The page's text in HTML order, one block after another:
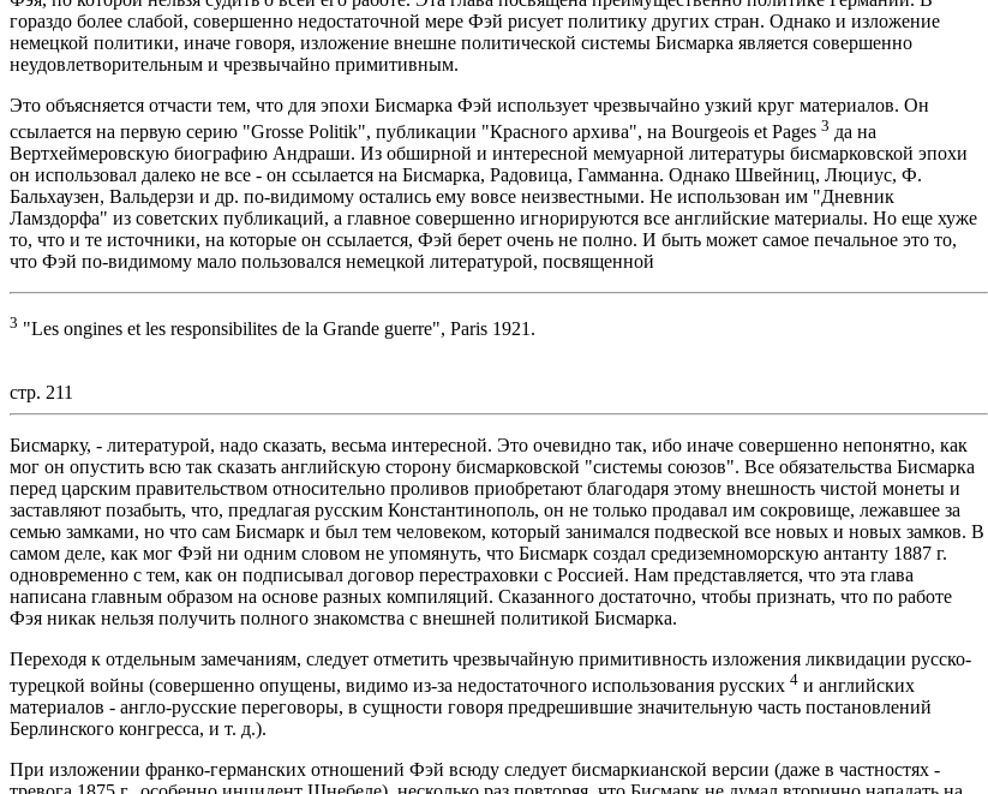
гораздо более слабой, совершенно недостаточной мере Фэй рисует политику других стран. Однако и изложение
немецкой политики, иначе говоря, изложение внешне политической системы Бисмарка является совершенно
неудовлетворительным и чрезвычайно примитивным.
Это объясняется отчасти тем, что для эпохи Бисмарка Фэй использует чрезвычайно узкий круг материалов. Он
ссылается на первую серию "Grosse Politik", публикации "Красного архива", на Bourgeois et Pages 3 да на
Вертхеймеровскую биографию Андраши. Из обширной и интересной мемуарной литературы бисмарковской эпохи
он использовал далеко не все - он ссылается на Бисмарка, Радовица, Гамманна. Однако Швейниц, Люциус, Ф.
Бальхаузен, Вальдерзи и др. по-видимому остались ему вовсе неизвестными. Не использован им "Дневник
Ламздорфа" из советских публикаций, а главное совершенно игнорируются все английские материалы. Но еще хуже
то, что и те источники, на которые он ссылается, Фэй берет очень не полно. И быть может самое печальное это то,
что Фэй по-видимому мало пользовался немецкой литературой, посвященной
3 "Les ongines et les responsibilites de la Grande guerre", Paris 1921.
стр. 211
Бисмарку, - литературой, надо сказать, весьма интересной. Это очевидно так, ибо иначе совершенно непонятно, как
мог он опустить всю так сказать английскую сторону бисмарковской "системы союзов". Все обязательства Бисмарка
перед царским правительством относительно проливов приобретают благодаря этому внешность чистой монеты и
заставляют позабыть, что, предлагая русским Константинополь, он не только продавал им сокровище, лежавшее за
семью замками, но что сам Бисмарк и был тем человеком, который занимался подвеской все новых и новых замков. В
самом деле, как мог Фэй ни одним словом не упомянуть, что Бисмарк создал средиземноморскую антанту 1887 г.
одновременно с тем, как он подписывал договор перестраховки с Россией. Нам представляется, что эта глава
написана главным образом на основе разных компиляций. Сказанного достаточно, чтобы признать, что по работе
Фэя никак нельзя получить полного знакомства с внешней политикой Бисмарка.
Переходя к отдельным замечаниям, следует отметить чрезвычайную примитивность изложения ликвидации русско-
турецкой войны (совершенно опущены, видимо из-за недостаточного использования русских 4 и английских
материалов - англо-русские переговоры, в сущности говоря предрешившие значительную часть постановлений
Берлинского конгресса, и т. д.).
При изложении франко-германских отношений Фэй всюду следует бисмаркианской версии (даже в частностях -